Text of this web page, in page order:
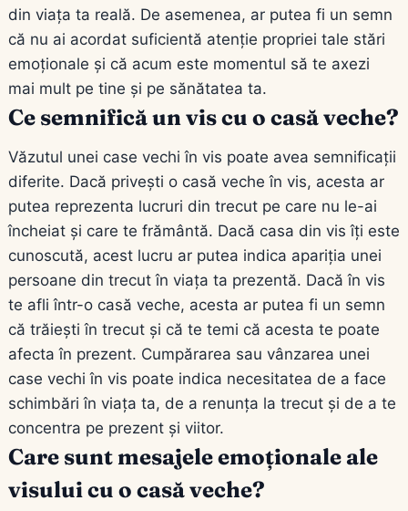
din viața ta reală. De asemenea, ar putea fi un semn
că nu ai acordat suficientă atenție propriei tale stări
emoționale și că acum este momentul să te axezi
mai mult pe tine și pe sănătatea ta.
Ce semnifică un vis cu o casă veche?
Văzutul unei case vechi în vis poate avea semnificații
diferite. Dacă privești o casă veche în vis, acesta ar
putea reprezenta lucruri din trecut pe care nu le-ai
încheiat și care te frământă. Dacă casa din vis îți este
cunoscută, acest lucru ar putea indica apariția unei
persoane din trecut în viața ta prezentă. Dacă în vis
te afli într-o casă veche, acesta ar putea fi un semn
că trăiești în trecut și că te temi că acesta te poate
afecta în prezent. Cumpărarea sau vânzarea unei
case vechi în vis poate indica necesitatea de a face
schimbări în viața ta, de a renunța la trecut și de a te
concentra pe prezent și viitor.
Care sunt mesajele emoționale ale
visului cu o casă veche?